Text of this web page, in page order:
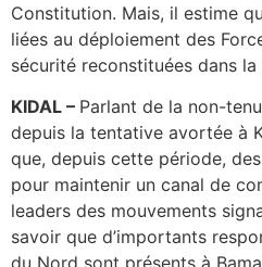
Constitution. Mais, il estime
liées au déploiement des
sécurité reconstituées dans la
KIDAL – Parlant de la non-
depuis la tentative avortée à
que, depuis cette période,
pour maintenir un canal de
leaders des mouvements
savoir que d’importants